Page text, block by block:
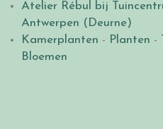
Atelier Rébul bij
Antwerpen (Deurne)
Kamerplanten - Planten -
Bloemen